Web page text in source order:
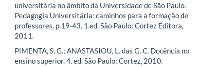
universitária no âmbito da Universidade de São Paulo.
Pedagogia Universitária: caminhos para a formação de
professores. p.19-43. 1.ed. São Paulo: Cortez Editora,
2011.
PIMENTA, S. G.; ANASTASIOU, L. das G. C. Docência no
ensino superior. 4. ed. São Paulo: Cortez, 2010.